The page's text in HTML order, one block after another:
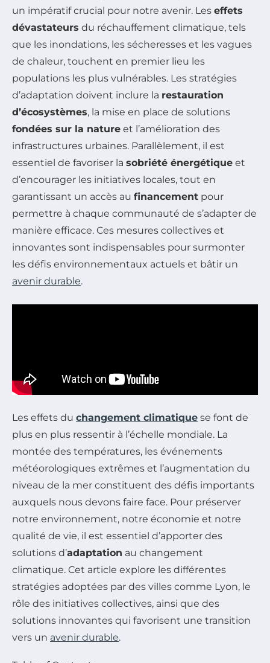
un impératif crucial pour notre avenir. Les effets
dévastateurs du réchauffement climatique, tels
que les inondations, les sécheresses et les vagues
de chaleur, touchent en premier lieu les
populations les plus vulnérables. Les stratégies
d’adaptation doivent inclure la restauration
d’écosystèmes, la mise en place de solutions
fondées sur la nature et l’amélioration des
infrastructures urbaines. Parallèlement, il est
essentiel de favoriser la sobriété énergétique et
d’encourager les initiatives locales, tout en
garantissant un accès au financement pour
permettre à chaque communauté de s’adapter de
manière efficace. Ces mesures collectives et
innovantes sont indispensables pour surmonter
les défis environnementaux actuels et bâtir un
avenir durable.
Les effets du changement climatique se font de
plus en plus ressentir à l’échelle mondiale. La
montée des températures, les événements
météorologiques extrêmes et l’augmentation du
niveau de la mer constituent des défis importants
auxquels nous devons faire face. Pour préserver
notre environnement, notre économie et notre
qualité de vie, il est essentiel d’apporter des
solutions d’adaptation au changement
climatique. Cet article explore les différentes
stratégies adoptées par des villes comme Lyon, le
rôle des initiatives collectives, ainsi que des
solutions innovantes qui favorisent une transition
vers un avenir durable.